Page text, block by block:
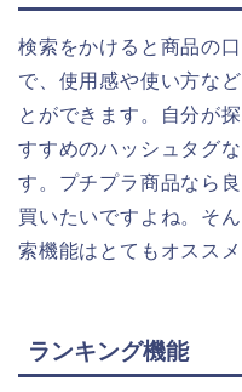
検索をかけると商品の
で、使用感や使い方な
とができます。自分が
すすめのハッシュタグ
す。プチプラ商品なら
買いたいですよね。そ
索機能はとてもオススメ
ランキング機能